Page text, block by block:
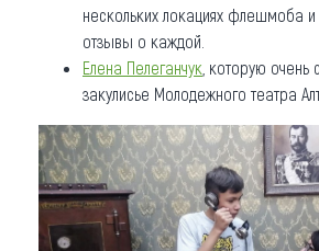
нескольких локациях флешмоба
отзывы о каждой.
Елена Пелеганчук , которую очень
закулисье Молодежного театра